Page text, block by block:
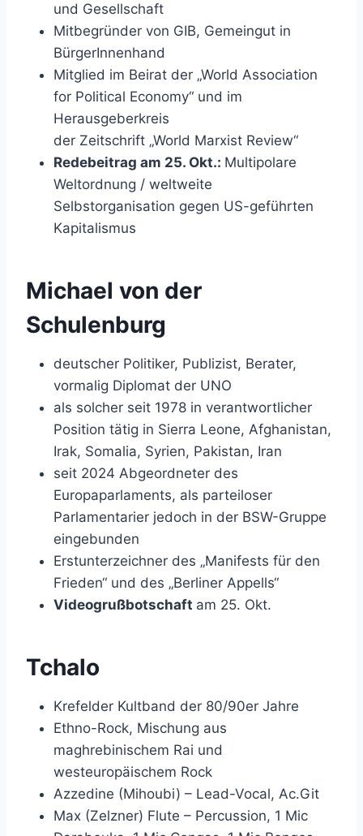
und Gesellschaft
Mitbegründer von GIB, Gemeingut in
BürgerInnenhand
Mitglied im Beirat der „World Association
for Political Economy“ und im
Herausgeberkreis
der Zeitschrift „World Marxist Review“
Redebeitrag am 25. Okt.: Multipolare
Weltordnung / weltweite
Selbstorganisation gegen US-geführten
Kapitalismus
Michael von der
Schulenburg
deutscher Politiker, Publizist, Berater,
vormalig Diplomat der UNO
als solcher seit 1978 in verantwortlicher
Position tätig in Sierra Leone, Afghanistan,
Irak, Somalia, Syrien, Pakistan, Iran
seit 2024 Abgeordneter des
Europaparlaments, als parteiloser
Parlamentarier jedoch in der BSW-Gruppe
eingebunden
Erstunterzeichner des „Manifests für den
Frieden“ und des „Berliner Appells“
Videogrußbotschaft am 25. Okt.
Tchalo
Krefelder Kultband der 80/90er Jahre
Ethno-Rock, Mischung aus
maghrebinischem Rai und
westeuropäischem Rock
Azzedine (Mihoubi) – Lead-Vocal, Ac.Git
Max (Zelzner) Flute – Percussion, 1 Mic